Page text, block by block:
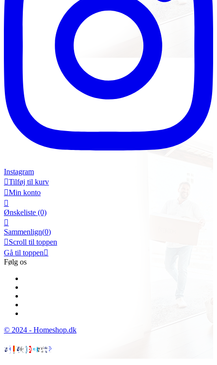
Instagram
Tilføj til kurv
Min konto

Ønskeliste (0)

Sammenlign(0)
Scroll til toppen
Gå til toppen
Følg os
© 2024 - Homeshop.dk